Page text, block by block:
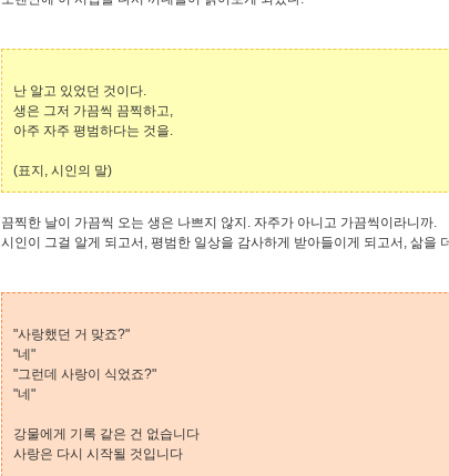
난 알고 있었던 것이다.
생은 그저 가끔씩 끔찍하고,
아주 자주 평범하다는 것을.
(표지, 시인의 말)
끔찍한 날이 가끔씩 오는 생은 나쁘지 않지. 자주가 아니고 가끔씩이라니까.
시인이 그걸 알게 되고서, 평범한 일상을 감사하게 받아들이게 되고서, 삶을
"사랑했던 거 맞죠?"
"네"
"그런데 사랑이 식었죠?"
"네"
강물에게 기록 같은 건 없습니다
사랑은 다시 시작될 것입니다